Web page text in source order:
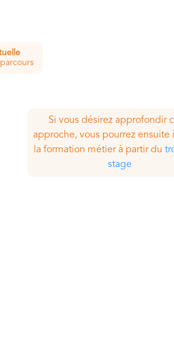
Si vous désirez approfondir
approche, vous pourrez ensuite
la formation métier à partir du
stage